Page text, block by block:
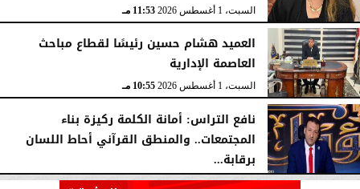
السبت، 1 أغسطس 2026 11:53 مـ
العميد هشام حسين رئيسًا لقطاع مباحث
العاصمة الإدارية
السبت، 1 أغسطس 2026 10:55 مـ
نافع التراس: أمانة الكلمة ركيزة بناء
المجتمعات.. والمنطق القرآني أحاط اللسان
برقابة...
السبت، 1 أغسطس 2026 10:25 مـ